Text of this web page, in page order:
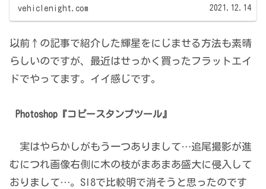
まずまず思ってた感じの絵になったので、個人的には
満足です。 これまでやってみないとわ...
vehiclenight.com 2021.12.14
以前↑の記事で紹介した輝星をにじませる方法も素晴
らしいのですが、最近はせっかく買ったフラットエイ
ドでやってます。イイ感じです。
Photoshop『コピースタンプツール』
実はやらかしがもう一つありまして…追尾撮影が進
むにつれ画像右側に木の枝がまあまあ盛大に侵入して
おりまして…。SI8で比較明で消そうと思ったのです